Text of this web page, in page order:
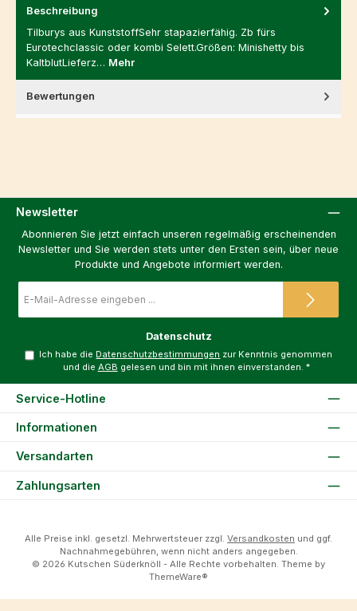
Beschreibung
Tilburys aus KunststoffSehr stapazierfähig. Zb fürs
Eurotechclassic oder kombi Selett.Größen: Minishetty bis
KaltblutLieferz… Mehr
Bewertungen
Newsletter
Abonnieren Sie jetzt einfach unseren regelmäßig erscheinenden
Newsletter und Sie werden stets unter den Ersten sein, über neue
Produkte und Angebote informiert werden.
Mail-
Adresse
Datenschutz
Ich habe die Datenschutzbestimmungen zur Kenntnis genommen
und die AGB gelesen und bin mit ihnen einverstanden. *
Service-Hotline
Informationen
Versandarten
Zahlungsarten
Alle Preise inkl. gesetzl. Mehrwertsteuer zzgl. Versandkosten und ggf.
Nachnahmegebühren, wenn nicht anders angegeben.
© 2026 Kutschen Süderknöll - Alle Rechte vorbehalten. Theme by
ThemeWare®